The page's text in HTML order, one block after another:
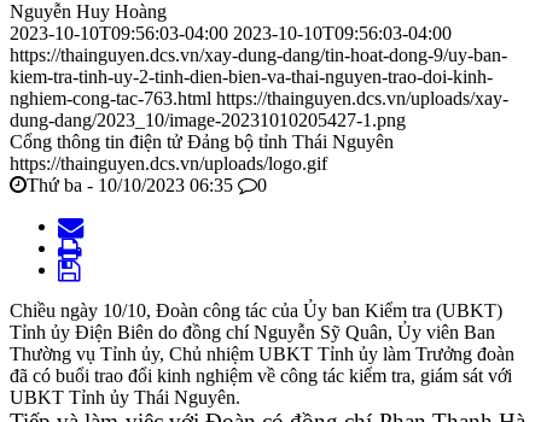
Nguyễn Huy Hoàng
2023-10-10T09:56:03-04:00 2023-10-10T09:56:03-04:00
https://thainguyen.dcs.vn/xay-dung-dang/tin-hoat-dong-9/uy-ban-
kiem-tra-tinh-uy-2-tinh-dien-bien-va-thai-nguyen-trao-doi-kinh-
nghiem-cong-tac-763.html https://thainguyen.dcs.vn/uploads/xay-
dung-dang/2023_10/image-20231010205427-1.png
Cổng thông tin điện tử Đảng bộ tỉnh Thái Nguyên
https://thainguyen.dcs.vn/uploads/logo.gif
Thứ ba - 10/10/2023 06:35
0
Chiều ngày 10/10, Đoàn công tác của Ủy ban Kiểm tra (UBKT)
Tỉnh ủy Điện Biên do đồng chí Nguyễn Sỹ Quân, Ủy viên Ban
Thường vụ Tỉnh ủy, Chủ nhiệm UBKT Tỉnh ủy làm Trưởng đoàn
đã có buổi trao đổi kinh nghiệm về công tác kiểm tra, giám sát với
UBKT Tỉnh ủy Thái Nguyên.